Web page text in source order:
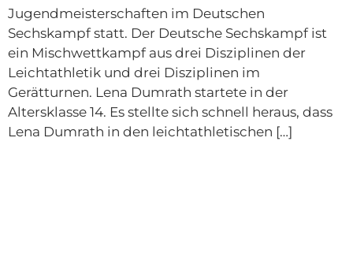
Jugendmeisterschaften im Deutschen
Sechskampf statt. Der Deutsche Sechskampf ist
ein Mischwettkampf aus drei Disziplinen der
Leichtathletik und drei Disziplinen im
Gerätturnen. Lena Dumrath startete in der
Altersklasse 14. Es stellte sich schnell heraus, dass
Lena Dumrath in den leichtathletischen […]